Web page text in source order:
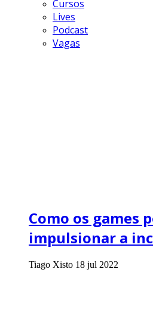
Cursos
Lives
Podcast
Vagas
Como os games
impulsionar a
Tiago Xisto 18 jul 2022